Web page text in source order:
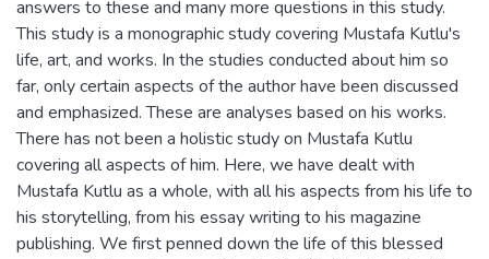
answers to these and many more questions in this study.
This study is a monographic study covering Mustafa Kutlu's
life, art, and works. In the studies conducted about him so
far, only certain aspects of the author have been discussed
and emphasized. These are analyses based on his works.
There has not been a holistic study on Mustafa Kutlu
covering all aspects of him. Here, we have dealt with
Mustafa Kutlu as a whole, with all his aspects from his life to
his storytelling, from his essay writing to his magazine
publishing. We first penned down the life of this blessed